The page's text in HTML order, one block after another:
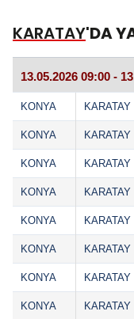
KARATAY'DA
13.05.2026 09:00 -
KONYA KARATAY
KONYA KARATAY
KONYA KARATAY
KONYA KARATAY
KONYA KARATAY
KONYA KARATAY
KONYA KARATAY
KONYA KARATAY